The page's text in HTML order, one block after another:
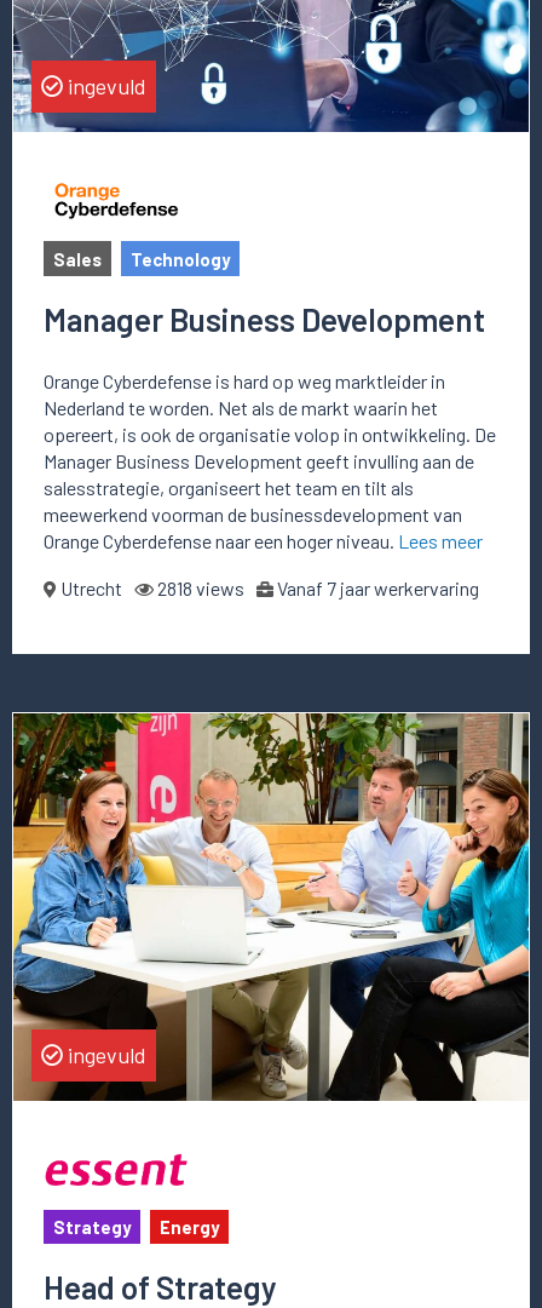
ingevuld
Sales Technology
Manager Business Development
Orange Cyberdefense is hard op weg marktleider in
Nederland te worden. Net als de markt waarin het
opereert, is ook de organisatie volop in ontwikkeling. De
Manager Business Development geeft invulling aan de
salesstrategie, organiseert het team en tilt als
meewerkend voorman de businessdevelopment van
Orange Cyberdefense naar een hoger niveau. Lees meer
Utrecht 2818 views Vanaf 7 jaar werkervaring
Lees
meer
over
deze
vacature
Head
of
Strategy
ingevuld
Strategy Energy
Head of Strategy